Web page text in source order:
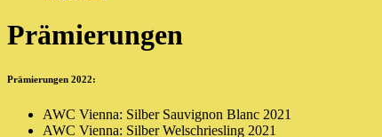
Prämierungen
Prämierungen 2022:
AWC Vienna: Silber Sauvignon Blanc 2021
AWC Vienna: Silber Welschriesling 2021